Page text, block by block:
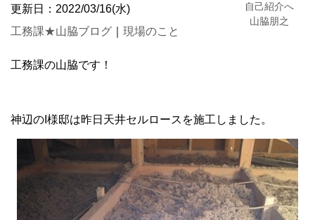
自己紹介へ
山脇朋之
更新日：2022/03/16(水)
工務課★山脇ブログ
現場のこと
工務課の山脇です！
神辺のI様邸は昨日天井セルロースを施工しました。